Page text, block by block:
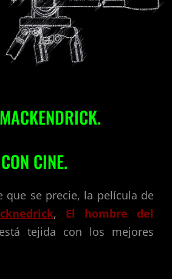
CINE.
que se precie, la película de
, El hombre del
tejida con los mejores